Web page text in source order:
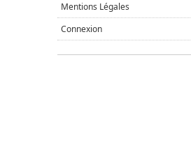
Mentions Légales
Connexion